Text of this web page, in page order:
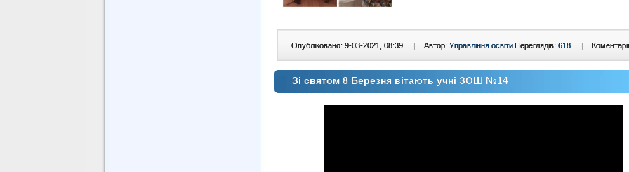
Опубліковано: 9-03-2021, 08:39 | Автор: Управління освітиПереглядів: 618 |
Зі святом 8 Березня вітають учні ЗОШ №14